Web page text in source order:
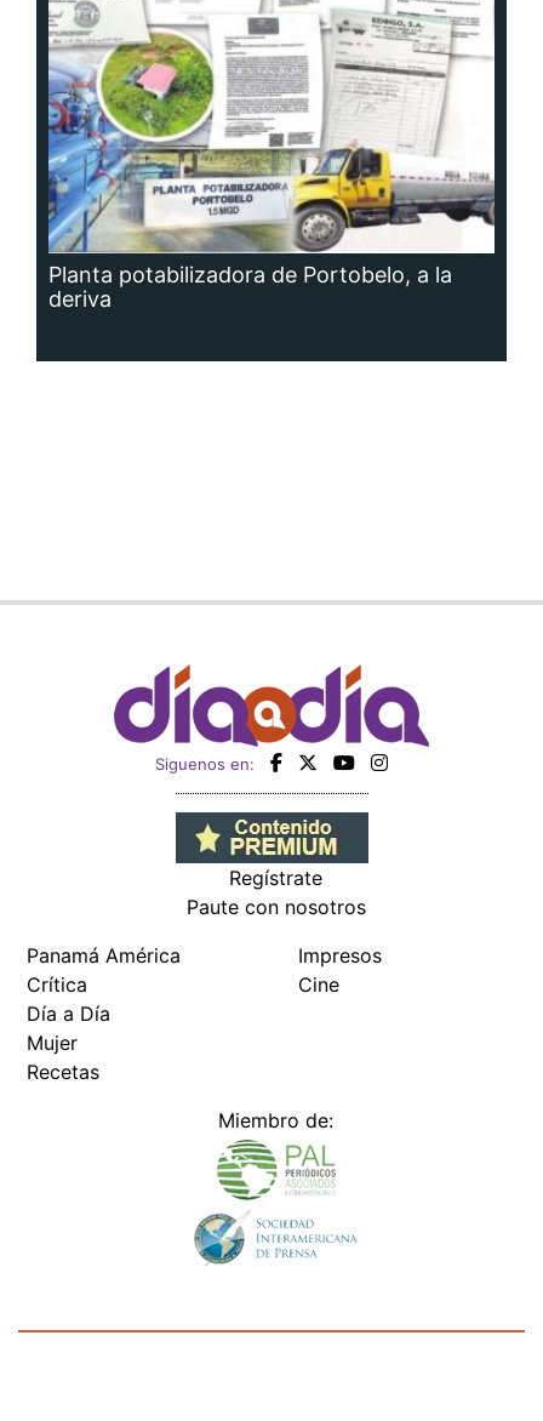
Planta potabilizadora de Portobelo, a la
deriva
Siguenos en:
Regístrate
Paute con nosotros
Panamá América
Crítica
Día a Día
Mujer
Recetas
Impresos
Cine
Miembro de: